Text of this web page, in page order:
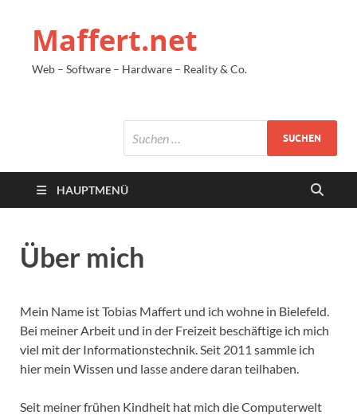
Maffert.net
Web – Software – Hardware – Reality & Co.
HAUPTMENÜ
Über mich
Mein Name ist Tobias Maffert und ich wohne in Bielefeld.
Bei meiner Arbeit und in der Freizeit beschäftige ich mich
viel mit der Informationstechnik. Seit 2011 sammle ich
hier mein Wissen und lasse andere daran teilhaben.
Seit meiner frühen Kindheit hat mich die Computerwelt